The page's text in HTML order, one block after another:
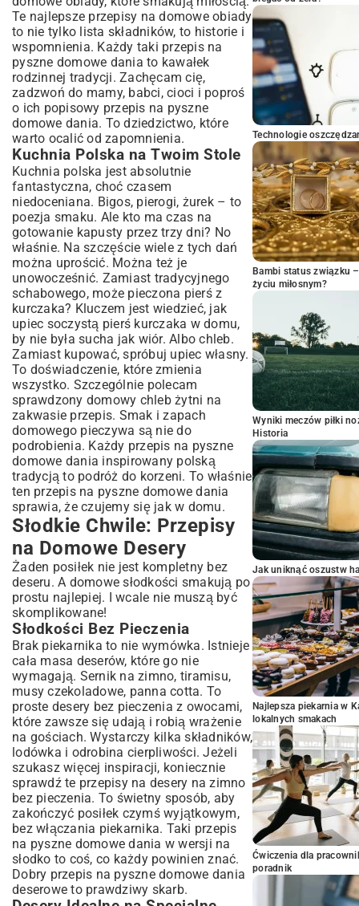
Te najlepsze przepisy na domowe obiady
to nie tylko lista składników, to historie i
wspomnienia. Każdy taki przepis na
pyszne domowe dania to kawałek
rodzinnej tradycji. Zachęcam cię,
zadzwoń do mamy, babci, cioci i poproś
o ich popisowy przepis na pyszne
domowe dania. To dziedzictwo, które
warto ocalić od zapomnienia.
Kuchnia Polska na Twoim Stole
Kuchnia polska jest absolutnie
fantastyczna, choć czasem
niedoceniana. Bigos, pierogi, żurek – to
poezja smaku. Ale kto ma czas na
gotowanie kapusty przez trzy dni? No
właśnie. Na szczęście wiele z tych dań
można uprościć. Można też je
unowocześnić. Zamiast tradycyjnego
schabowego, może pieczona pierś z
kurczaka? Kluczem jest wiedzieć, jak
upiec soczystą pierś kurczaka w domu,
by nie była sucha jak wiór. Albo chleb.
Zamiast kupować, spróbuj upiec własny.
To doświadczenie, które zmienia
wszystko. Szczególnie polecam
sprawdzony domowy chleb żytni na
zakwasie przepis. Smak i zapach
domowego pieczywa są nie do
podrobienia. Każdy przepis na pyszne
domowe dania inspirowany polską
tradycją to podróż do korzeni. To właśnie
ten przepis na pyszne domowe dania
sprawia, że czujemy się jak w domu.
Słodkie Chwile: Przepisy
na Domowe Desery
Żaden posiłek nie jest kompletny bez
deseru. A domowe słodkości smakują po
prostu najlepiej. I wcale nie muszą być
skomplikowane!
Słodkości Bez Pieczenia
Brak piekarnika to nie wymówka. Istnieje
cała masa deserów, które go nie
wymagają. Sernik na zimno, tiramisu,
musy czekoladowe, panna cotta. To
proste desery bez pieczenia z owocami,
które zawsze się udają i robią wrażenie
na gościach. Wystarczy kilka składników,
lodówka i odrobina cierpliwości. Jeżeli
szukasz więcej inspiracji, koniecznie
sprawdź te przepisy na desery na zimno
bez pieczenia. To świetny sposób, aby
zakończyć posiłek czymś wyjątkowym,
bez włączania piekarnika. Taki przepis
na pyszne domowe dania w wersji na
słodko to coś, co każdy powinien znać.
Dobry przepis na pyszne domowe dania
deserowe to prawdziwy skarb.
Technologie
Bambi status związku
życiu miłosnym?
Wyniki meczów piłki
Historia
Jak uniknąć oszustw
Najlepsza piekarnia w
lokalnych smakach
Ćwiczenia dla
poradnik